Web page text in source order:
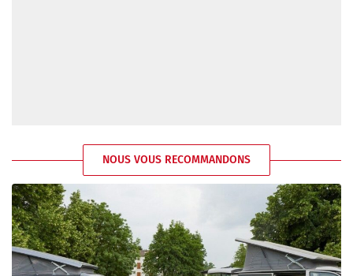
NOUS VOUS RECOMMANDONS